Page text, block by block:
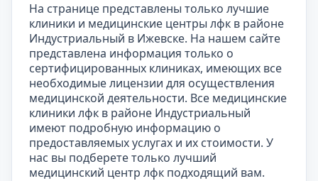
На странице представлены только лучшие
клиники и медицинские центры лфк в районе
Индустриальный в Ижевске. На нашем сайте
представлена информация только о
сертифицированных клиниках, имеющих все
необходимые лицензии для осуществления
медицинской деятельности. Все медицинские
клиники лфк в районе Индустриальный
имеют подробную информацию о
предоставляемых услугах и их стоимости. У
нас вы подберете только лучший
медицинский центр лфк подходящий вам.